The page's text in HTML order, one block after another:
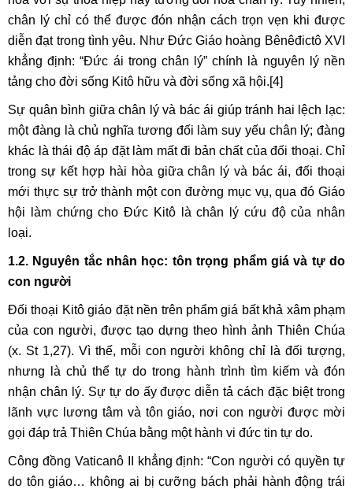
chân lý chỉ có thể được đón nhận cách trọn vẹn khi được
diễn đạt trong tình yêu. Như Đức Giáo hoàng Bênêđictô XVI
khẳng định: “Đức ái trong chân lý” chính là nguyên lý nền
tảng cho đời sống Kitô hữu và đời sống xã hội.[4]
Sự quân bình giữa chân lý và bác ái giúp tránh hai lệch lạc:
một đàng là chủ nghĩa tương đối làm suy yếu chân lý; đàng
khác là thái độ áp đặt làm mất đi bản chất của đối thoại. Chỉ
trong sự kết hợp hài hòa giữa chân lý và bác ái, đối thoại
mới thực sự trở thành một con đường mục vụ, qua đó Giáo
hội làm chứng cho Đức Kitô là chân lý cứu độ của nhân
loại.
1.2. Nguyên tắc nhân học: tôn trọng phẩm giá và tự do
con người
Đối thoại Kitô giáo đặt nền trên phẩm giá bất khả xâm phạm
của con người, được tạo dựng theo hình ảnh Thiên Chúa
(x. St 1,27). Vì thế, mỗi con người không chỉ là đối tượng,
nhưng là chủ thể tự do trong hành trình tìm kiếm và đón
nhận chân lý. Sự tự do ấy được diễn tả cách đặc biệt trong
lãnh vực lương tâm và tôn giáo, nơi con người được mời
gọi đáp trả Thiên Chúa bằng một hành vi đức tin tự do.
Công đồng Vaticanô II khẳng định: “Con người có quyền tự
do tôn giáo… không ai bị cưỡng bách phải hành động trái